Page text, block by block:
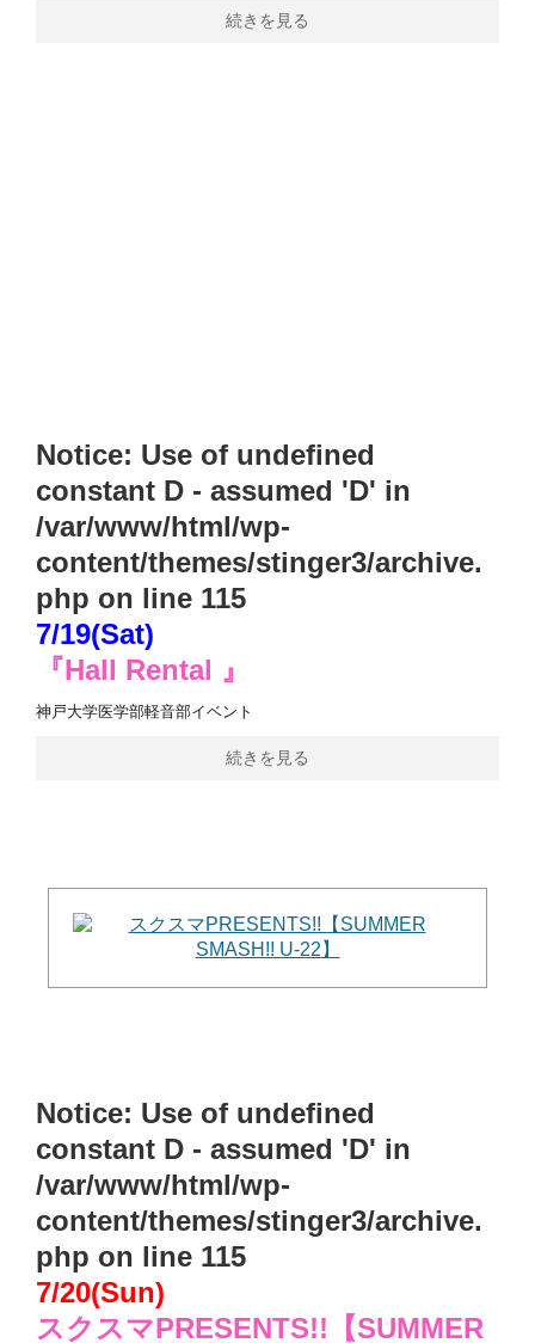
続きを見る
Notice: Use of undefined
constant D - assumed 'D' in
/var/www/html/wp-
content/themes/stinger3/archive.
php on line 115
7/19(Sat)
『Hall Rental 』
神戸大学医学部軽音部イベント
続きを見る
Notice: Use of undefined
constant D - assumed 'D' in
/var/www/html/wp-
content/themes/stinger3/archive.
php on line 115
7/20(Sun)
スクスマPRESENTS!!【SUMMER